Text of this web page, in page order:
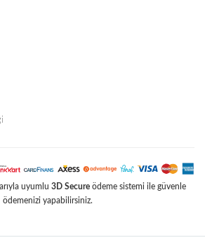
uyumlu 3D Secure ödeme sistemi ile güvenle
ödemenizi yapabilirsiniz.